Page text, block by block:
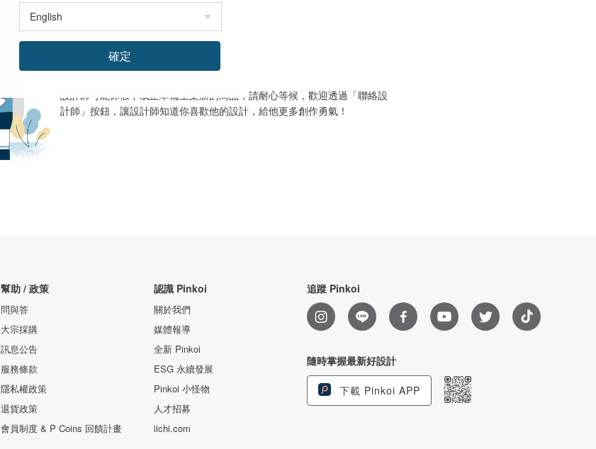
設計館目前沒有商品
設計師可能休假中或正準備上架新的商品，請耐心等候，歡迎透過「聯絡設
計師」按鈕，讓設計師知道你喜歡他的設計，給他更多創作勇氣！
幫助 / 政策
問與答
大宗採購
訊息公告
服務條款
隱私權政策
退貨政策
會員制度 & P Coins 回饋計畫
認識 Pinkoi
關於我們
媒體報導
全新 Pinkoi
ESG 永續發展
Pinkoi 小怪物
人才招募
iichi.com
追蹤 Pinkoi
隨時掌握最新好設計
下載 Pinkoi APP
確定